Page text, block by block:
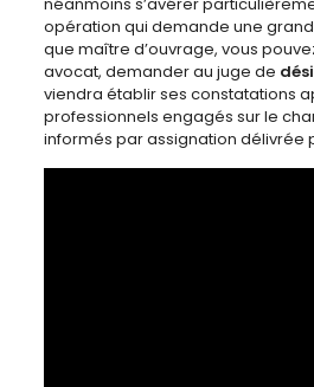
opération qui demande une
que maître d’ouvrage, vous
avocat, demander au juge de
viendra établir ses constatations
professionnels engagés sur le
informés par assignation délivrée